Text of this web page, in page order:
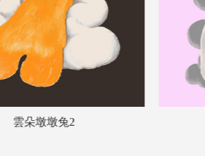
雲朵墩墩兔1